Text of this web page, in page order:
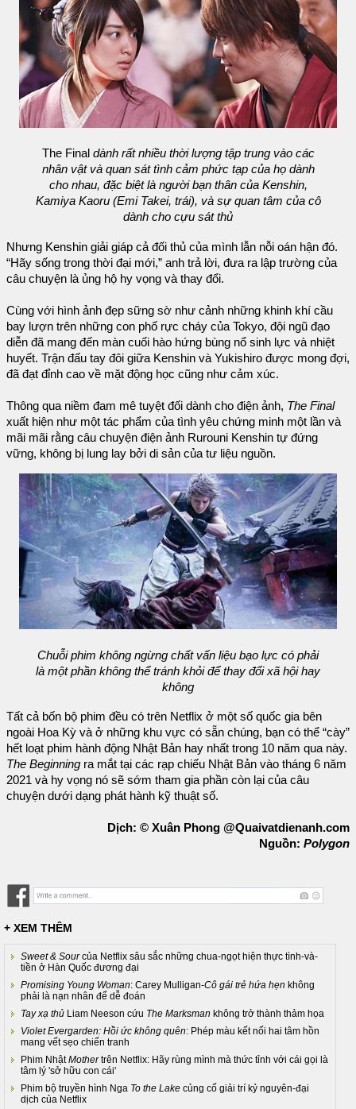
The Final dành rất nhiều thời lượng tập trung vào các
nhân vật và quan sát tình cảm phức tạp của họ dành
cho nhau, đặc biệt là người bạn thân của Kenshin,
Kamiya Kaoru (Emi Takei, trái), và sự quan tâm của cô
dành cho cựu sát thủ
Nhưng Kenshin giải giáp cả đối thủ của mình lẫn nỗi oán hận đó.
“Hãy sống trong thời đại mới,” anh trả lời, đưa ra lập trường của
câu chuyện là ủng hộ hy vọng và thay đổi.
Cùng với hình ảnh đẹp sững sờ như cảnh những khinh khí cầu
bay lượn trên những con phố rực cháy của Tokyo, đội ngũ đạo
diễn đã mang đến màn cuối hào hứng bùng nổ sinh lực và nhiệt
huyết. Trận đấu tay đôi giữa Kenshin và Yukishiro được mong đợi,
đã đạt đỉnh cao về mặt động học cũng như cảm xúc.
Thông qua niềm đam mê tuyệt đối dành cho điện ảnh, The Final
xuất hiện như một tác phẩm của tình yêu chứng minh một lần và
mãi mãi rằng câu chuyện điện ảnh Rurouni Kenshin tự đứng
vững, không bị lung lay bởi di sản của tư liệu nguồn.
Chuỗi phim không ngừng chất vấn liệu bạo lực có phải
là một phần không thể tránh khỏi để thay đổi xã hội hay
không
Tất cả bốn bộ phim đều có trên Netflix ở một số quốc gia bên
ngoài Hoa Kỳ và ở những khu vực có sẵn chúng, bạn có thể “cày”
hết loạt phim hành động Nhật Bản hay nhất trong 10 năm qua này.
The Beginning ra mắt tại các rạp chiếu Nhật Bản vào tháng 6 năm
2021 và hy vọng nó sẽ sớm tham gia phần còn lại của câu
chuyện dưới dạng phát hành kỹ thuật số.
Dịch: © Xuân Phong @Quaivatdienanh.com
Nguồn: Polygon
+ XEM THÊM
Sweet & Sourcủa Netflix sâu sắc những chua-ngọt hiện thực tình-và-
tiền ở Hàn Quốc đương đại
Promising Young Woman: Carey Mulligan-Cô gái trẻ hứa hẹn không
phải là nạn nhân để dễ đoán
Tay xạ thủ Liam Neeson cứu The Marksman không trở thành thảm họa
Violet Evergarden: Hồi ức không quên: Phép màu kết nối hai tâm hồn
mang vết sẹo chiến tranh
Phim NhậtMothertrên Netflix: Hãy rùng mình mà thức tỉnh với cái gọi là
tâm lý 'sở hữu con cái'
Phim bộ truyền hình Nga To the Lake củng cố giải trí kỷ nguyên-đại
dịch của Netflix